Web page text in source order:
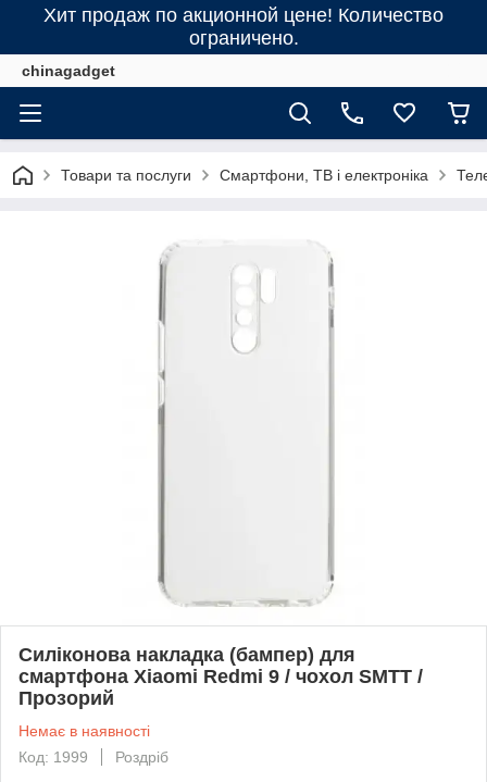
Хит продаж по акционной цене! Количество
ограничено.
chinagadget
Товари та послуги Смартфони, ТВ і електроніка
Силіконова накладка (бампер) для
смартфона Xiaomi Redmi 9 / чохол SMTT /
Прозорий
Немає в наявності
Код: 1999
Роздріб